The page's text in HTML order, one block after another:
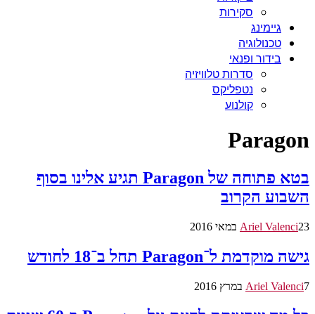
סקירות
גיימינג
טכנולוגיה
בידור ופנאי
סדרות טלוויזיה
נטפליקס
קולנוע
Paragon
בטא פתוחה של Paragon תגיע אלינו בסוף
השבוע הקרוב
Ariel Valenci23 במאי 2016
גישה מוקדמת ל־Paragon תחל ב־18 לחודש
Ariel Valenci7 במרץ 2016